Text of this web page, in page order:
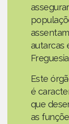
autarcas
Este
é
que
as